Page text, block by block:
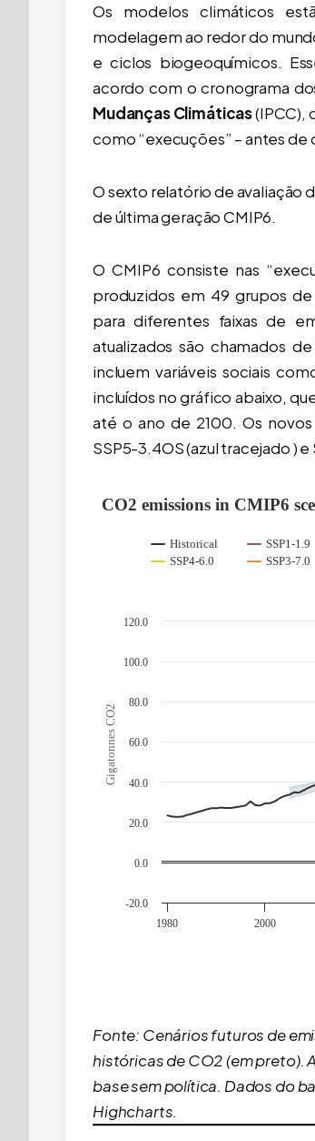
Os modelos climáticos
modelagem ao redor do
e ciclos biogeoquímicos.
acordo com o cronograma
Mudanças Climáticas(IPCC),
como “execuções” – antes de
O sexto relatório de avaliação
de última geração CMIP6.
O CMIP6 consiste nas
produzidos em 49 grupos
para diferentes faixas de
atualizados são chamados
incluem variáveis sociais
incluídos no gráfico abaixo,
até o ano de 2100. Os novos
SSP5-3.4OS (azul tracejado ) e
Fonte: Cenários futuros de
históricas de CO2 (em preto).
base sem política. Dados do
Highcharts.